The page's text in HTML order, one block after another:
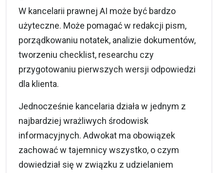
W kancelarii prawnej AI może być bardzo
użyteczne. Może pomagać w redakcji pism,
porządkowaniu notatek, analizie dokumentów,
tworzeniu checklist, researchu czy
przygotowaniu pierwszych wersji odpowiedzi
dla klienta.
Jednocześnie kancelaria działa w jednym z
najbardziej wrażliwych środowisk
informacyjnych. Adwokat ma obowiązek
zachować w tajemnicy wszystko, o czym
dowiedział się w związku z udzielaniem